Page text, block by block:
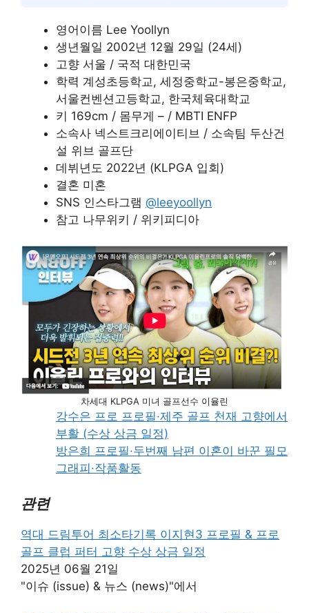
영어이름 Lee Yoollyn
생년월일 2002년 12월 29일 (24세)
고향 서울 / 국적 대한민국
학력 계성초등학교, 세정중학교-봉은중학교,
서울컨벤션고등학교, 한국체육대학교
키 169cm / 몸무게 – / MBTI ENFP
소속사 넥스트크리에이티브 / 소속팀 두산건
설 위브 골프단
데뷔년도 2022년 (KLPGA 입회)
결혼 미혼
SNS 인스타그램 @leeyoollyn
참고 나무위키 / 위키피디아
차세대 KLPGA 미녀 골프선수 이율린
강수은 프로 프로필·제주 골프 천재 고향에서
부활 (수상 상금 일정)
방은희 프로필·두번째 남편 이혼이 바꾼 필모
그래피·작품활동
관련
역대 드림투어 최소타기록 이지현3 프로필 & 프로
골프 클럽 퍼터 고향 수상 상금 일정
2025년 06월 21일
"이슈 (issue) & 뉴스 (news)"에서